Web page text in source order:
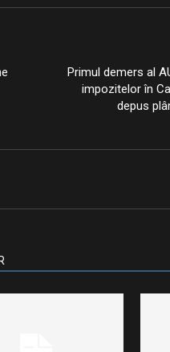
Primul demers al
impozitelor în
depus